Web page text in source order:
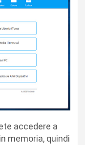
accedere a
memoria, quindi